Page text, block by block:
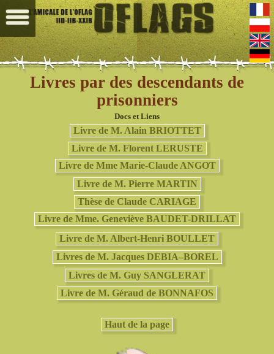
Livres par des descendants de
prisonniers
Docs et Liens
Livre de M. Alain BRIOTTET
Livre de M. Florent LERUSTE
Livre de Mme Marie-Claude ANGOT
Livre de M. Pierre MARTIN
Thèse de Claude CARIAGE
Livre de Mme. Geneviève BAUDET-DRILLAT
Livre de M. Albert-Henri BOULLET
Livres de M. Jacques DEBIA–BOREL
Livres de M. Guy SANGLERAT
Livre de M. Géraud de BONNAFOS
Haut de la page